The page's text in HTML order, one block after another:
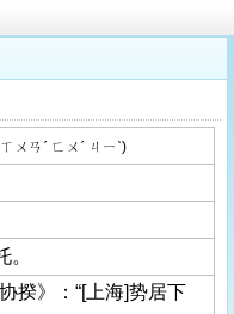
ㄨㄢˊ ㄈㄨˊ ㄐㄧˋ)
揆》：“[上海]势居下